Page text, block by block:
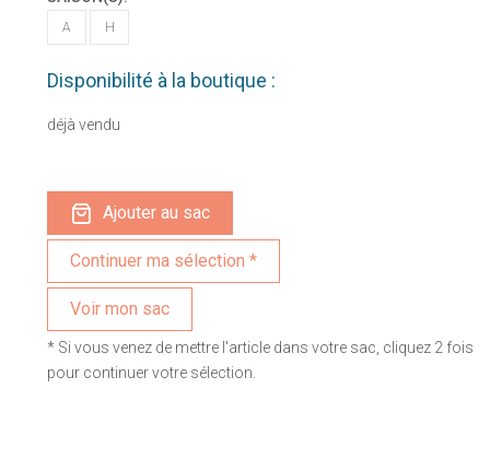
A H
Disponibilité à la boutique :
déjà vendu
Ajouter au sac
Voir mon sac
* Si vous venez de mettre l'article dans votre sac, cliquez 2 fois
pour continuer votre sélection.